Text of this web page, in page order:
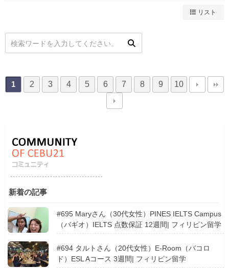
リスト
1 2 3 4 5 6 7 8 9 10
新着の記事
#695 Maryさん（30代女性）PINES IELTS Campus
（バギオ）IELTS 点数保証 12週間| フィリピン留学
#694 タルトさん（20代女性）E-Room（バコロ
ド）ESL Aコース 3週間| フィリピン留学